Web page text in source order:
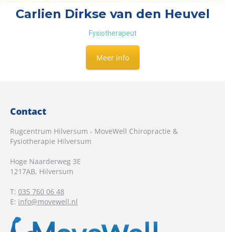
Carlien Dirkse van den Heuvel
Fysiotherapeut
Meer info
Contact
Rugcentrum Hilversum - MoveWell Chiropractie &
Fysiotherapie Hilversum
Hoge Naarderweg 3E
1217AB, Hilversum
T: 035 760 06 48
E: info@movewell.nl